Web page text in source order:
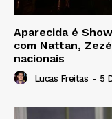
Aparecida é
com Nattan,
nacionais
Lucas Freitas - 5